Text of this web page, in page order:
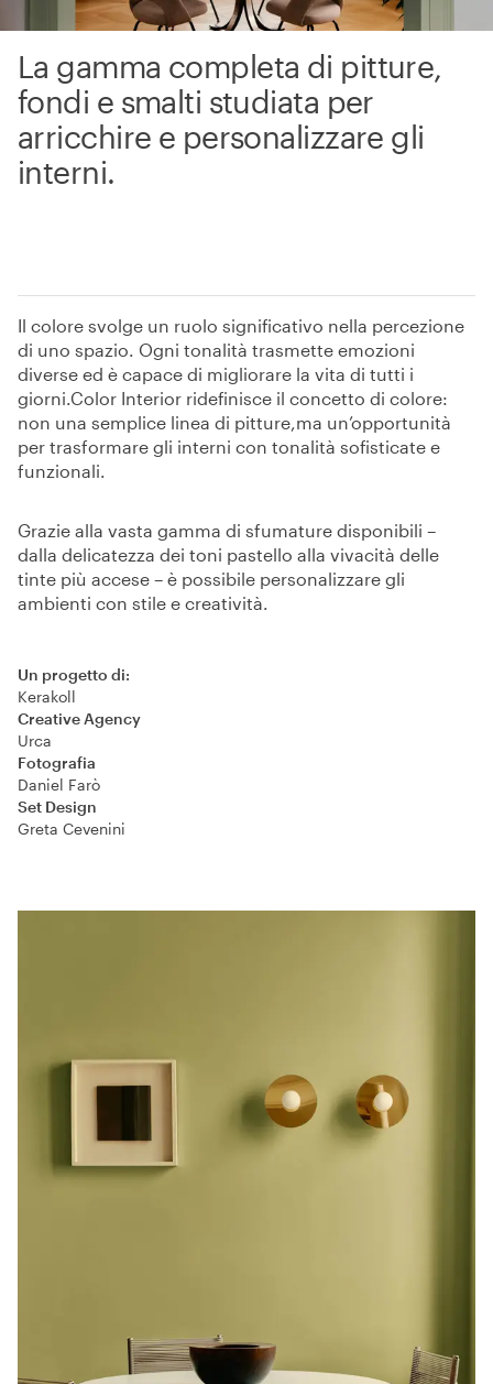
La gamma completa di pitture,
fondi e smalti studiata per
arricchire e personalizzare gli
interni.
Un progetto di:
Kerakoll
Creative Agency
Urca
Fotografia
Daniel Farò
Set Design
Greta Cevenini
Il colore svolge un ruolo significativo nella percezione
di uno spazio. Ogni tonalità trasmette emozioni
diverse ed è capace di migliorare la vita di tutti i
giorni. Color Interior ridefinisce il concetto di colore:
non una semplice linea di pitture, ma un’opportunità
per trasformare gli interni con tonalità sofisticate e
funzionali.
Grazie alla vasta gamma di sfumature disponibili –
dalla delicatezza dei toni pastello alla vivacità delle
tinte più accese – è possibile personalizzare gli
ambienti con stile e creatività.